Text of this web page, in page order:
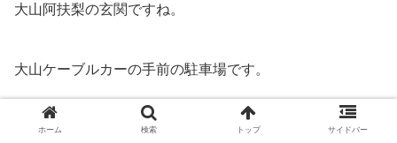
大山阿扶梨の玄関ですね。
大山ケーブルカーの手前の駐車場です。
ここからこま参道(階段240段位)を経てケーブルカーの駅
ホーム 検索 トップ サイドバー